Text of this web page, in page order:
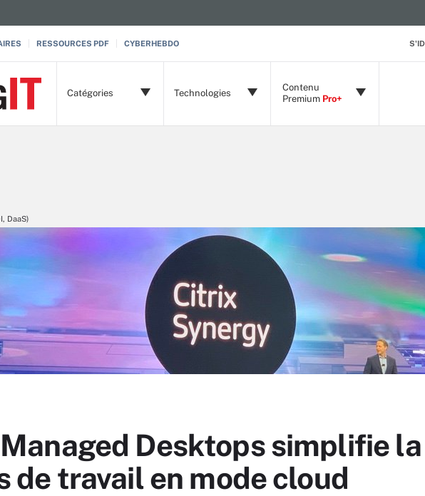
RESSOURCES PDF CYBERHEBDO
Catégories Technologies
Contenu
Premium Pro+
DaaS)
Desktops simplifie
de travail en mode cloud